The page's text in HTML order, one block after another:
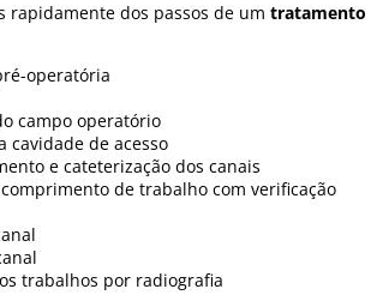
rapidamente dos passos de um tratamento
operatória
campo operatório
cavidade de acesso
e cateterização dos canais
de trabalho com verificação
trabalhos por radiografia